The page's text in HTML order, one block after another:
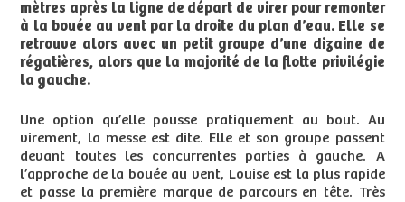
mètres après la ligne de départ de virer pour remonter
à la bouée au vent par la droite du plan d’eau. Elle se
retrouve alors avec un petit groupe d’une dizaine de
régatières, alors que la majorité de la flotte privilégie
la gauche.
Une option qu’elle pousse pratiquement au bout. Au
virement, la messe est dite. Elle et son groupe passent
devant toutes les concurrentes parties à gauche. A
l’approche de la bouée au vent, Louise est la plus rapide
et passe la première marque de parcours en tête. Très